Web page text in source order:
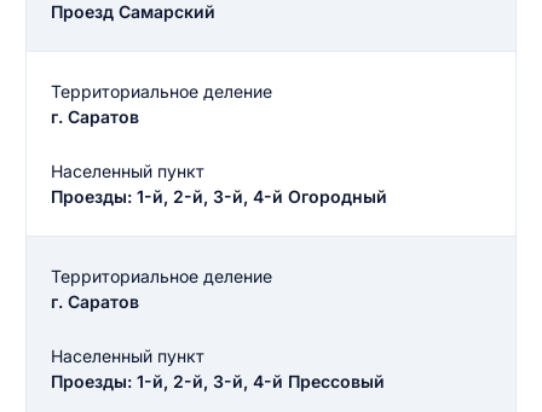
Проезд Самарский
Территориальное деление
г. Саратов
Населенный пункт
Проезды: 1-й, 2-й, 3-й, 4-й Огородный
Территориальное деление
г. Саратов
Населенный пункт
Проезды: 1-й, 2-й, 3-й, 4-й Прессовый